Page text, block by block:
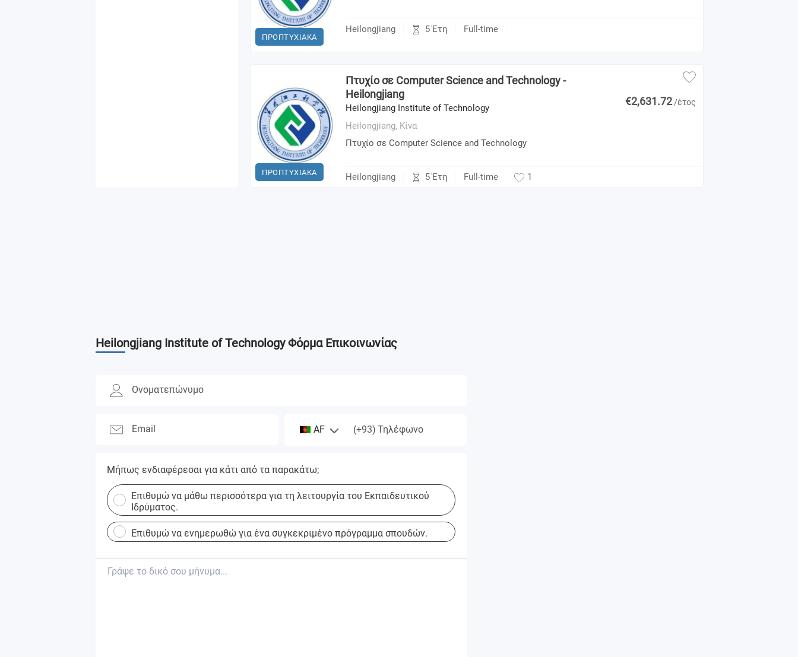
ΠΡΟΠΤΥΧΙΑΚΑ
Heilongjiang 5 Έτη Full-time
ΠΡΟΠΤΥΧΙΑΚΑ
Πτυχίο σε Computer Science and Technology -
Heilongjiang
Heilongjiang Institute of Technology
Heilongjiang, Κίνα
Πτυχίο σε Computer Science and Technology
€2,631.72 /έτος
Heilongjiang 5 Έτη Full-time 1
Heilongjiang Institute of Technology Φόρμα Επικοινωνίας
Ονοματεπώνυμο
Email AF (+93) Τηλέφωνο
Μήπως ενδιαφέρεσαι για κάτι από τα παρακάτω;
Επιθυμώ να μάθω περισσότερα για τη λειτουργία του Εκπαιδευτικού
Ιδρύματος.
Επιθυμώ να ενημερωθώ για ένα συγκεκριμένο πρόγραμμα σπουδών.